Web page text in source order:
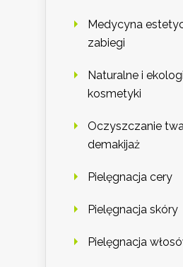
Medycyna
zabiegi
Naturalne i
kosmetyki
Oczyszczanie
demakijaż
Pielęgnacja cery
Pielęgnacja skóry
Pielęgnacja